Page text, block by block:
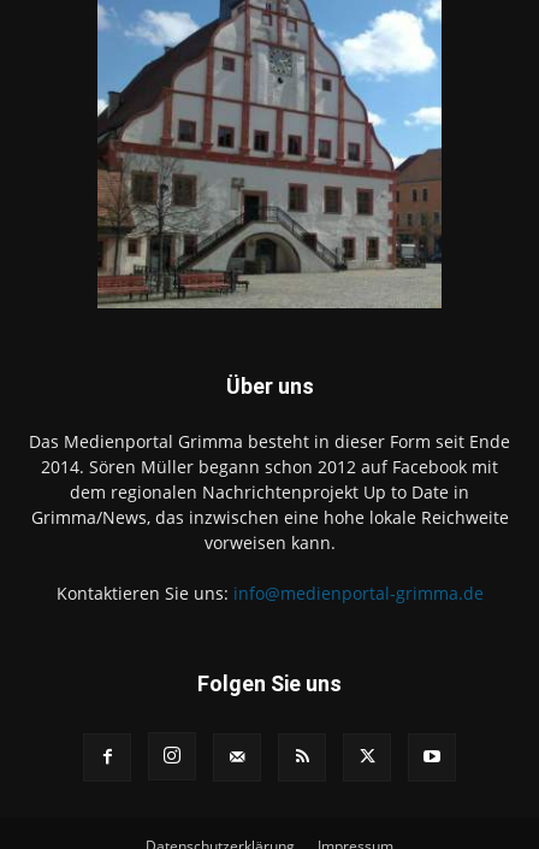
Über uns
Das Medienportal Grimma besteht in dieser Form seit Ende
2014. Sören Müller begann schon 2012 auf Facebook mit
dem regionalen Nachrichtenprojekt Up to Date in
Grimma/News, das inzwischen eine hohe lokale Reichweite
vorweisen kann.
Kontaktieren Sie uns: info@medienportal-grimma.de
Folgen Sie uns